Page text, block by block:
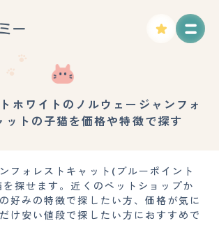
ホワイトのノルウェージャンフォ
ットの子猫を価格や特徴で探す
フォレストキャット(ブルーポイント
探せます。近くのペットショップか
好みの特徴で探したい方、価格が気に
け安い値段で探したい方におすすめで